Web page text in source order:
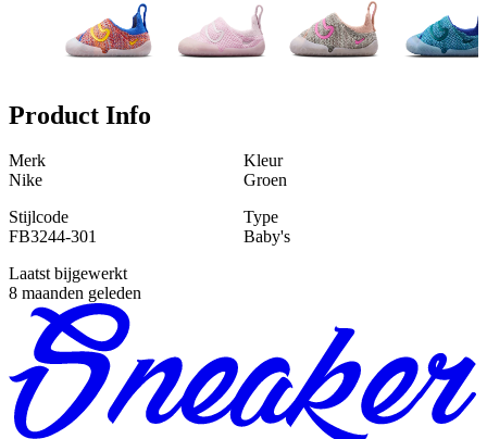
Product Info
Merk
Nike
Kleur
Groen
Stijlcode
FB3244-301
Type
Baby's
Laatst bijgewerkt
8 maanden geleden